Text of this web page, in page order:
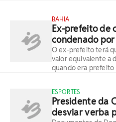
BAHIA
Ex-prefeito de
condenado
O ex-prefeito terá
valor equivalente a
quando era prefeito
ESPORTES
Presidente da
desviar verba